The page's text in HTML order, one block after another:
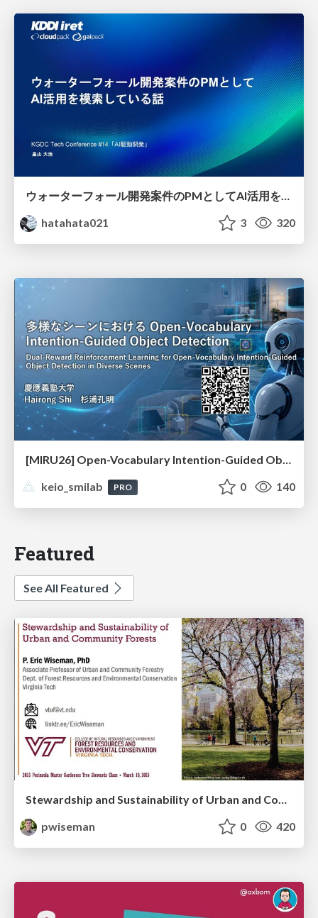
hatahata021
3 320
[MIRU26] Open-Vocabulary Intention-Guided Object Detection in Diverse Scenes
keio_smilab
PRO 0 140
Featured
See All Featured
Stewardship and Sustainability of Urban and Community Forests
pwiseman
0 420